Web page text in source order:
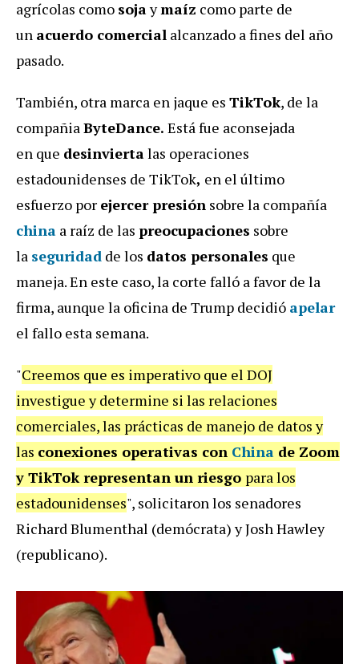
agrícolas como sojaymaíz como parte de
un acuerdo comercial alcanzado a fines del año
pasado.
También, otra marca en jaque es TikTok, de la
compañia ByteDance. Está fue aconsejada
en que desinvierta las operaciones
estadounidenses de TikTok, en el último
esfuerzo por ejercer presión sobre la compañía
china a raíz de las preocupaciones sobre
la seguridad de los datos personales que
maneja. En este caso, la corte falló a favor de la
firma, aunque la oficina de Trump decidió apelar
el fallo esta semana.
"Creemos que es imperativo que el DOJ
investigue y determine si las relaciones
comerciales, las prácticas de manejo de datos y
las conexiones operativas con China de Zoom
y TikTok representan un riesgo para los
estadounidenses", solicitaron los senadores
Richard Blumenthal (demócrata) y Josh Hawley
(republicano).